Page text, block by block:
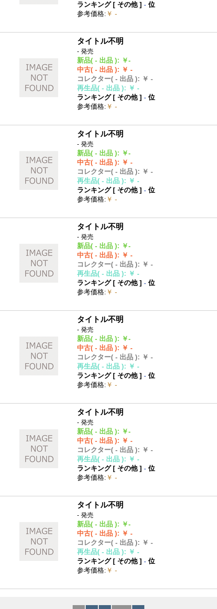
ランキング [ その他]- 位
参考価格: ￥ -
タイトル不明
- 発売
新品( - 出品 ): ￥-
中古( - 出品 ): ￥ -
コレクター( - 出品 ): ￥ -
再生品( - 出品 ): ￥ -
ランキング [ その他]- 位
参考価格: ￥ -
タイトル不明
- 発売
新品( - 出品 ): ￥-
中古( - 出品 ): ￥ -
コレクター( - 出品 ): ￥ -
再生品( - 出品 ): ￥ -
ランキング [ その他]- 位
参考価格: ￥ -
タイトル不明
- 発売
新品( - 出品 ): ￥-
中古( - 出品 ): ￥ -
コレクター( - 出品 ): ￥ -
再生品( - 出品 ): ￥ -
ランキング [ その他]- 位
参考価格: ￥ -
タイトル不明
- 発売
新品( - 出品 ): ￥-
中古( - 出品 ): ￥ -
コレクター( - 出品 ): ￥ -
再生品( - 出品 ): ￥ -
ランキング [ その他]- 位
参考価格: ￥ -
タイトル不明
- 発売
新品( - 出品 ): ￥-
中古( - 出品 ): ￥ -
コレクター( - 出品 ): ￥ -
再生品( - 出品 ): ￥ -
ランキング [ その他]- 位
参考価格: ￥ -
タイトル不明
- 発売
新品( - 出品 ): ￥-
中古( - 出品 ): ￥ -
コレクター( - 出品 ): ￥ -
再生品( - 出品 ): ￥ -
ランキング [ その他]- 位
参考価格: ￥ -